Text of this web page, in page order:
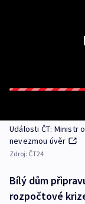
Události ČT: Ministr
nevezmou úvěr
Zdroj: ČT24
Bílý dům
rozpočtové